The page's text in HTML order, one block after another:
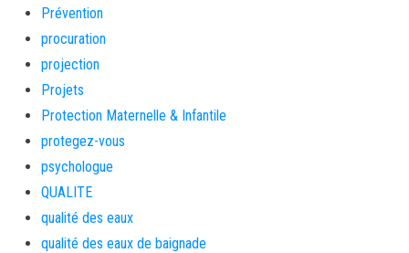
Prévention
procuration
projection
Projets
Protection Maternelle & Infantile
protegez-vous
psychologue
QUALITE
qualité des eaux
qualité des eaux de baignade